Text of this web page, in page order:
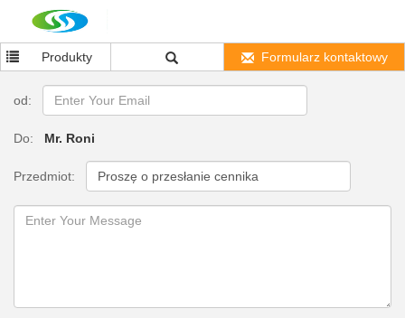
Produkty Formularz kontaktowy
od:
Do: Mr. Roni
Przedmiot: